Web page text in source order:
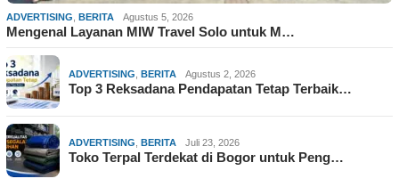
ADVERTISING BERITA Agustus 5, 2026
Mengenal Layanan MIW Travel Solo untuk M…
ADVERTISING BERITA Agustus 2, 2026
Top 3 Reksadana Pendapatan Tetap Terbaik…
ADVERTISING BERITA Juli 23, 2026
Toko Terpal Terdekat di Bogor untuk Peng…